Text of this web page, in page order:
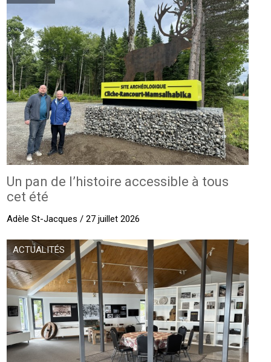
Un pan de l’histoire accessible à tous
cet été
Adèle St-Jacques / 27 juillet 2026
ACTUALITÉS